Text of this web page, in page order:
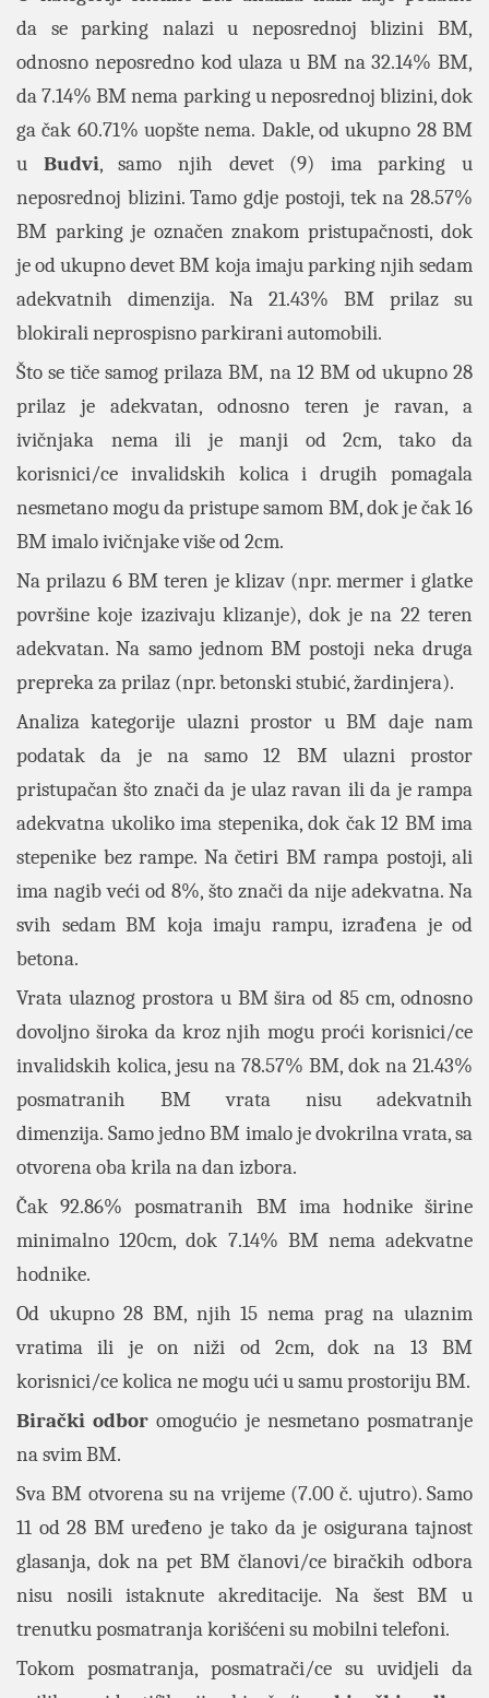
da se parking nalazi u neposrednoj blizini BM,
odnosno neposredno kod ulaza u BM na 32.14% BM,
da 7.14% BM nema parking u neposrednoj blizini, dok
ga čak 60.71% uopšte nema. Dakle, od ukupno 28 BM
u Budvi, samo njih devet (9) ima parking u
neposrednoj blizini. Tamo gdje postoji, tek na 28.57%
BM parking je označen znakom pristupačnosti, dok
je od ukupno devet BM koja imaju parking njih sedam
adekvatnih dimenzija. Na 21.43% BM prilaz su
blokirali neprospisno parkirani automobili.
Što se tiče samog prilaza BM, na 12 BM od ukupno 28
prilaz je adekvatan, odnosno teren je ravan, a
ivičnjaka nema ili je manji od 2cm, tako da
korisnici/ce invalidskih kolica i drugih pomagala
nesmetano mogu da pristupe samom BM, dok je čak 16
BM imalo ivičnjake više od 2cm.
Na prilazu 6 BM teren je klizav (npr. mermer i glatke
površine koje izazivaju klizanje), dok je na 22 teren
adekvatan. Na samo jednom BM postoji neka druga
prepreka za prilaz (npr. betonski stubić, žardinjera).
Analiza kategorije ulazni prostor u BM daje nam
podatak da je na samo 12 BM ulazni prostor
pristupačan što znači da je ulaz ravan ili da je rampa
adekvatna ukoliko ima stepenika, dok čak 12 BM ima
stepenike bez rampe. Na četiri BM rampa postoji, ali
ima nagib veći od 8%, što znači da nije adekvatna. Na
svih sedam BM koja imaju rampu, izrađena je od
betona.
Vrata ulaznog prostora u BM šira od 85 cm, odnosno
dovoljno široka da kroz njih mogu proći korisnici/ce
invalidskih kolica, jesu na 78.57% BM, dok na 21.43%
posmatranih BM vrata nisu adekvatnih
dimenzija. Samo jedno BM imalo je dvokrilna vrata, sa
otvorena oba krila na dan izbora.
Čak 92.86% posmatranih BM ima hodnike širine
minimalno 120cm, dok 7.14% BM nema adekvatne
hodnike.
Od ukupno 28 BM, njih 15 nema prag na ulaznim
vratima ili je on niži od 2cm, dok na 13 BM
korisnici/ce kolica ne mogu ući u samu prostoriju BM.
Birački odbor omogućio je nesmetano posmatranje
na svim BM.
Sva BM otvorena su na vrijeme (7.00 č. ujutro). Samo
11 od 28 BM uređeno je tako da je osigurana tajnost
glasanja, dok na pet BM članovi/ce biračkih odbora
nisu nosili istaknute akreditacije. Na šest BM u
trenutku posmatranja korišćeni su mobilni telefoni.
Tokom posmatranja, posmatrači/ce su uvidjeli da